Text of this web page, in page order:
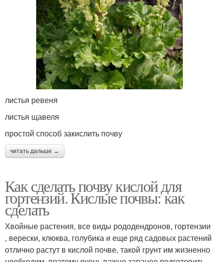
листья ревеня
листья щавеля
простой способ закислить почву
читать дальше →
Как сделать почву кислой для
гортензий. Кислые почвы: как
сделать
Хвойные растения, все виды рододендронов, гортензии
, верески, клюква, голубика и еще ряд садовых растений
отлично растут в кислой почве, такой грунт им жизненно